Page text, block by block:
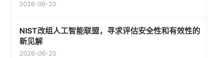
2026-06-20
NIST改组人工智能联盟，寻求评估安全性和有效性的
新见解
2026-06-20